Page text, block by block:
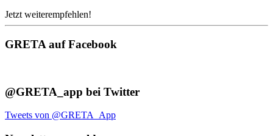
Jetzt weiterempfehlen!
GRETA auf Facebook
@GRETA_app bei Twitter
Tweets von @GRETA_App